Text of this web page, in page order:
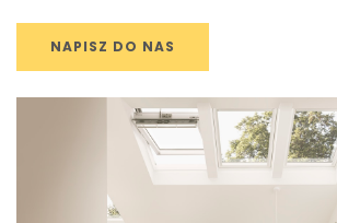
NAPISZ DO NAS